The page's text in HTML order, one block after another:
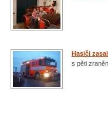
Hasiči
s pěti